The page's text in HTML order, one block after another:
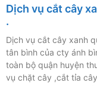
Dịch vụ cắt cây
.
Dịch vụ cắt cây xanh
tân bình của cty ánh
toàn bộ quận huyện
vụ chặt cây ,cắt tỉa